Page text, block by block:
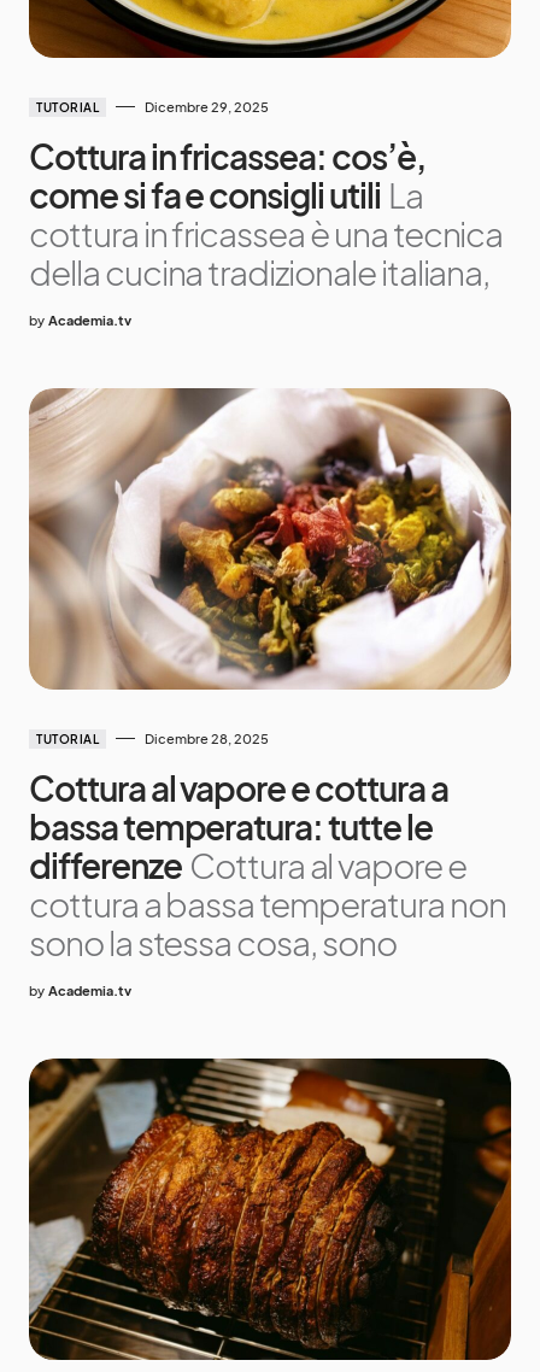
TUTORIAL Dicembre 29, 2025
Cottura in fricassea: cos’è,
come si fa e consigli utili La
cottura in fricassea è una tecnica
della cucina tradizionale italiana,
by Academia.tv
TUTORIAL Dicembre 28, 2025
Cottura al vapore e cottura a
bassa temperatura: tutte le
differenze Cottura al vapore e
cottura a bassa temperatura non
sono la stessa cosa, sono
by Academia.tv